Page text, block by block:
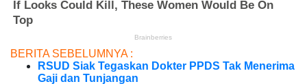
BERITA SEBELUMNYA :
RSUD Siak Tegaskan Dokter PPDS Tak Menerima
Gaji dan Tunjangan